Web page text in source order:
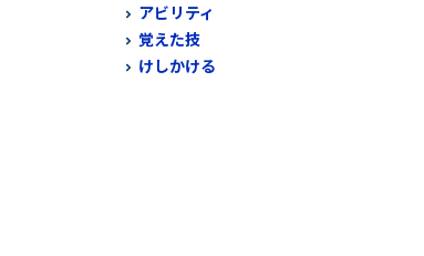
アビリティ
覚えた技
けしかける